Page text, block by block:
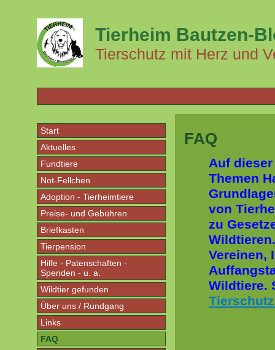
Tierheim Bautzen-
Tierschutz mit Herz und
Start
Aktuelles
Fundtiere
Not-Fellchen
Adoption - Tierheimtiere
Preise- und Gebühren
Briefkasten
Tierpension
Hilfe - Patenschaften -
Spenden - u. a.
Wildtier gefunden
Über uns / Rundgang
Links
FAQ
FAQ
Auf
Themen
von
zu
Vereinen,
Wildtiere.